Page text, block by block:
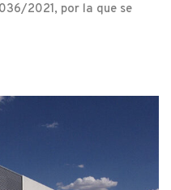
2021, por la que se